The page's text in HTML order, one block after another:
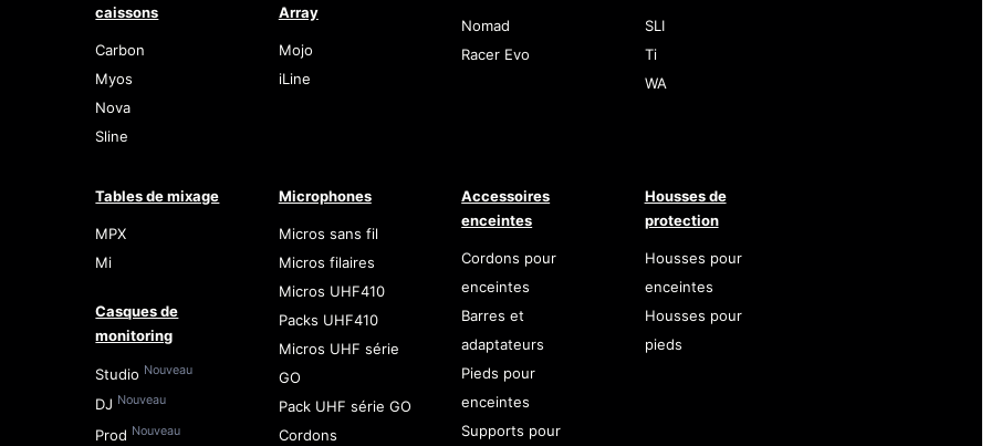
caissons
Carbon
Myos
Nova
Sline
Array
Mojo
iLine
Nomad
Racer Evo
SLI
Ti
WA
Tables de mixage
MPX
Mi
Casques de
monitoring
Studio Nouveau
DJ Nouveau
Prod Nouveau
Microphones
Micros sans fil
Micros filaires
Micros UHF410
Packs UHF410
Micros UHF série
GO
Pack UHF série GO
Cordons
Accessoires
enceintes
Cordons pour
enceintes
Barres et
adaptateurs
Pieds pour
enceintes
Supports pour
Housses de
protection
Housses pour
enceintes
Housses pour
pieds